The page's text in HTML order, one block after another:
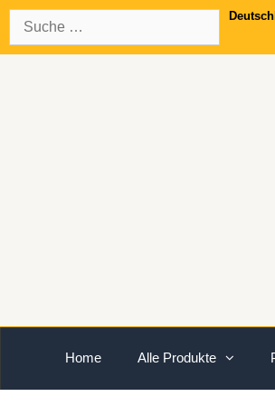
Springe
zum
Inhalt
nach:
Home Alle Produkte